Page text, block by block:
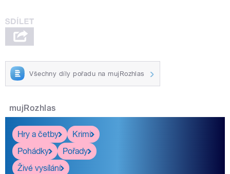
Všechny díly pořadu na mujRozhlas
mujRozhlas
Hry a četby
Krimi
Pohádky
Pořady
Živé vysílání